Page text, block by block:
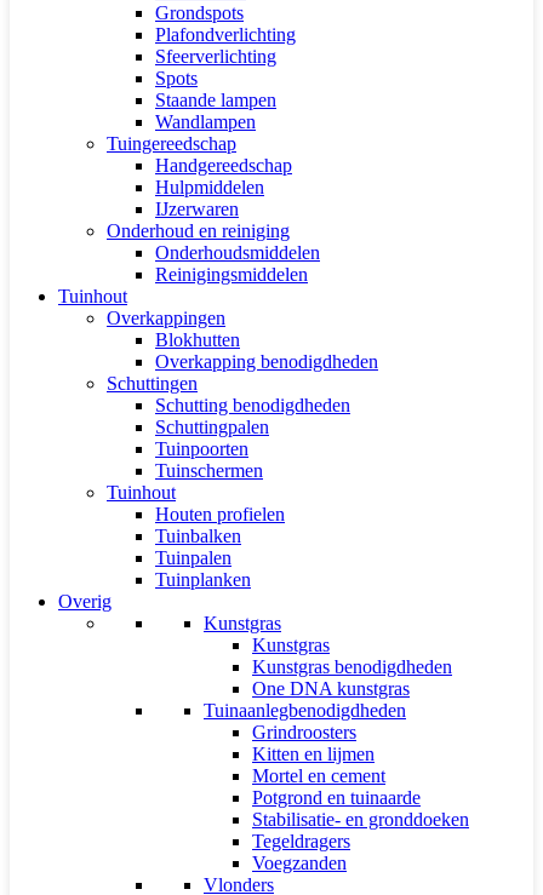
Grondspots
Plafondverlichting
Sfeerverlichting
Spots
Staande lampen
Wandlampen
Tuingereedschap
Handgereedschap
Hulpmiddelen
IJzerwaren
Onderhoud en reiniging
Onderhoudsmiddelen
Reinigingsmiddelen
Tuinhout
Overkappingen
Blokhutten
Overkapping benodigdheden
Schuttingen
Schutting benodigdheden
Schuttingpalen
Tuinpoorten
Tuinschermen
Tuinhout
Houten profielen
Tuinbalken
Tuinpalen
Tuinplanken
Overig
Kunstgras
Kunstgras
Kunstgras benodigdheden
One DNA kunstgras
Tuinaanlegbenodigdheden
Grindroosters
Kitten en lijmen
Mortel en cement
Potgrond en tuinaarde
Stabilisatie- en gronddoeken
Tegeldragers
Voegzanden
Vlonders